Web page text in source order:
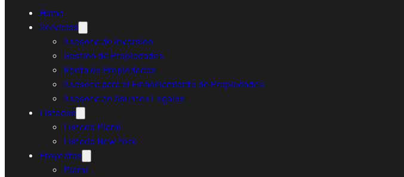
Home
Servicios
Asesoría de Inversión
Gestión de Propiedades
Renta de Propiedades
Asesoría para el Financiamiento de Propiedades
Asesoría en Asuntos Legales
Listados
Listado Miami
Listado New York
Proyectos
Miami